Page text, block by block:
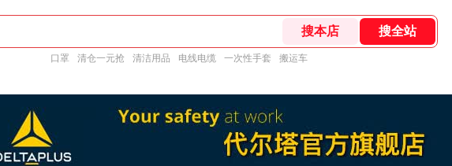
口罩 清仓一元抢 清洁用品 电线电缆 一次性手套 搬运车